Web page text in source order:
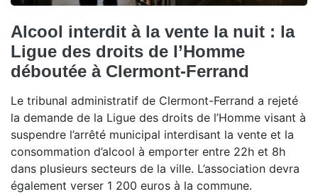
Alcool interdit à la vente la nuit : la
Ligue des droits de l’Homme
déboutée à Clermont-Ferrand
Le tribunal administratif de Clermont-Ferrand a rejeté
la demande de la Ligue des droits de l’Homme visant à
suspendre l’arrêté municipal interdisant la vente et la
consommation d’alcool à emporter entre 22h et 8h
dans plusieurs secteurs de la ville. L’association devra
également verser 1 200 euros à la commune.